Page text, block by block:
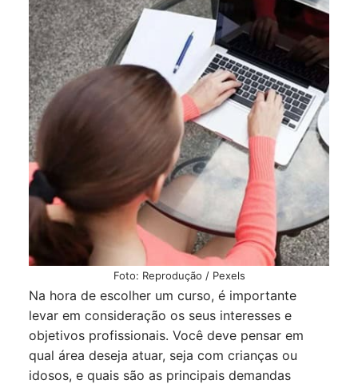
Foto: Reprodução / Pexels
Na hora de escolher um curso, é importante
levar em consideração os seus interesses e
objetivos profissionais. Você deve pensar em
qual área deseja atuar, seja com crianças ou
idosos, e quais são as principais demandas